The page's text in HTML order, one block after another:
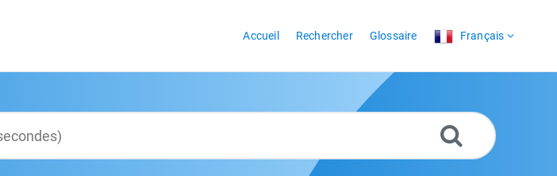
Accueil Rechercher Glossaire Français